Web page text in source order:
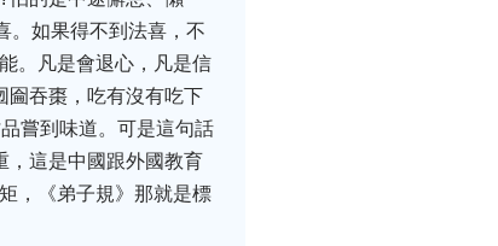
。如果得不到法喜，不
。凡是會退心，凡是信
圇吞棗，吃有沒有吃下
嘗到味道。可是這句話
，這是中國跟外國教育
，《弟子規》那就是標